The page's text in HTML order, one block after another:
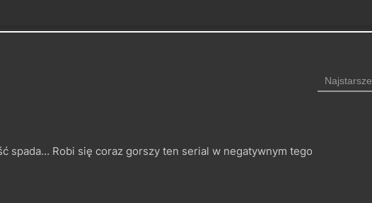
Najstarsze
spada… Robi się coraz gorszy ten serial w negatywnym tego